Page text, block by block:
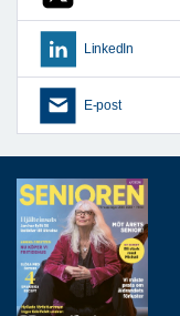
LinkedIn
E-post